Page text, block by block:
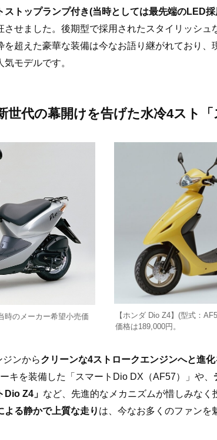
ストップランプ付き(当時としては最先端のLED
せました。後期型で採用されたスタイリッシュ
を超えた豪華な装備は今なお語り継がれており、
モデルです。
世代の幕開けを告げた水冷4スト「
時のメーカー希望小売価
【ホンダ Dio Z4】(型式：
価格は189,000円。
ンからクリーンな4ストロークエンジンへと進
キを装備した「スマートDio DX（AF57）」や、
Z4」 など、先進的なメカニズムが惜しみなく
よる静かで上質な走り は、今なお多くのファンを